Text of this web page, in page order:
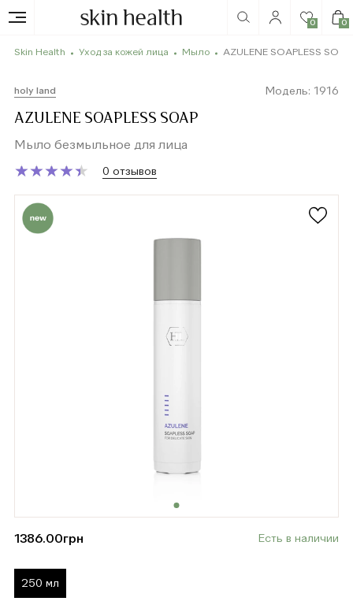
0 0
Skin Health Уход за кожей лица Мыло AZULENE SOAPLESS SOAP
holy land Модель: 1916
AZULENE SOAPLESS SOAP
Мыло безмыльное для лица
★
★★
★★
★★
★★
★ 0 отзывов
1386.00грн Есть в наличии
250 мл